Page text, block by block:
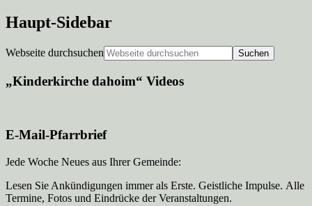
Haupt-Sidebar
Webseite durchsuchen
„Kinderkirche dahoim“ Videos
E-Mail-Pfarrbrief
Jede Woche Neues aus Ihrer Gemeinde:
Lesen Sie Ankündigungen immer als Erste. Geistliche Impulse. Alle
Termine, Fotos und Eindrücke der Veranstaltungen.